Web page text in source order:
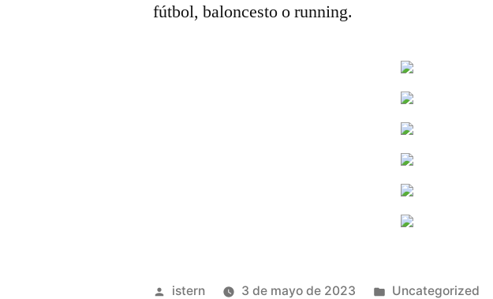
fútbol, baloncesto o running.
Publicado
istern 3 de mayo de 2023
Publicado
Uncategorized